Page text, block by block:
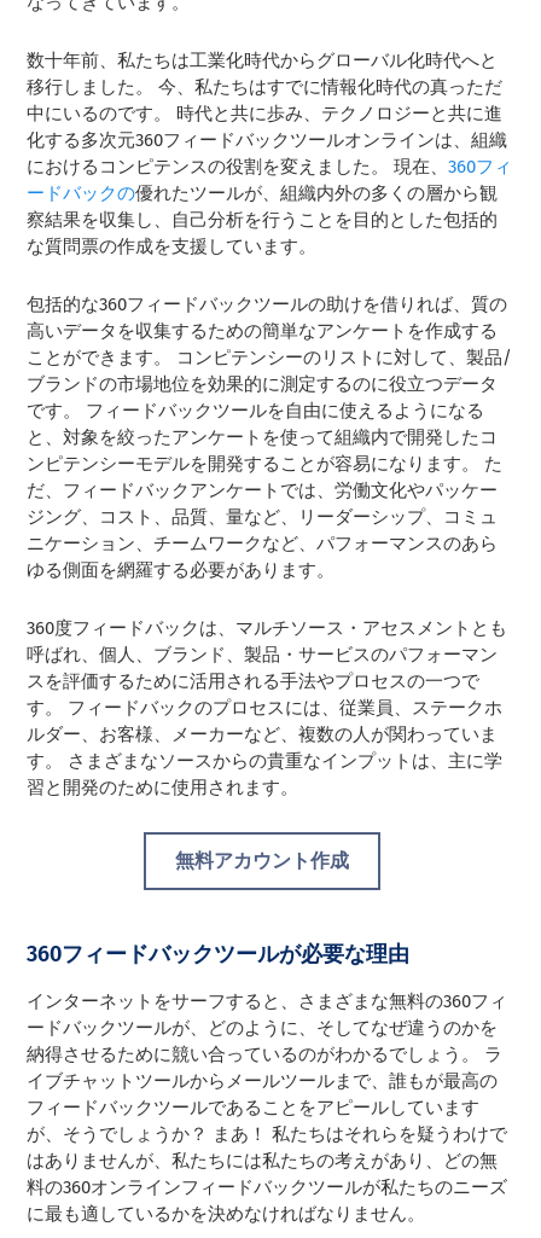
数十年前、私たちは工業化時代からグローバル化時代へと
移行しました。 今、私たちはすでに情報化時代の真っただ
中にいるのです。 時代と共に歩み、テクノロジーと共に進
化する多次元360フィードバックツールオンラインは、組織
におけるコンピテンスの役割を変えました。 現在、360フィ
ードバックの優れたツールが、組織内外の多くの層から観
察結果を収集し、自己分析を行うことを目的とした包括的
な質問票の作成を支援しています。
包括的な360フィードバックツールの助けを借りれば、質の
高いデータを収集するための簡単なアンケートを作成する
ことができます。 コンピテンシーのリストに対して、製品/
ブランドの市場地位を効果的に測定するのに役立つデータ
です。 フィードバックツールを自由に使えるようになる
と、対象を絞ったアンケートを使って組織内で開発したコ
ンピテンシーモデルを開発することが容易になります。 た
だ、フィードバックアンケートでは、労働文化やパッケー
ジング、コスト、品質、量など、リーダーシップ、コミュ
ニケーション、チームワークなど、パフォーマンスのあら
ゆる側面を網羅する必要があります。
360度フィードバックは、マルチソース・アセスメントとも
呼ばれ、個人、ブランド、製品・サービスのパフォーマン
スを評価するために活用される手法やプロセスの一つで
す。 フィードバックのプロセスには、従業員、ステークホ
ルダー、お客様、メーカーなど、複数の人が関わっていま
す。 さまざまなソースからの貴重なインプットは、主に学
習と開発のために使用されます。
無料アカウント作成
360フィードバックツールが必要な理由
インターネットをサーフすると、さまざまな無料の360フィ
ードバックツールが、どのように、そしてなぜ違うのかを
納得させるために競い合っているのがわかるでしょう。 ラ
イブチャットツールからメールツールまで、誰もが最高の
フィードバックツールであることをアピールしています
が、そうでしょうか？ まあ！ 私たちはそれらを疑うわけで
はありませんが、私たちには私たちの考えがあり、どの無
料の360オンラインフィードバックツールが私たちのニーズ
に最も適しているかを決めなければなりません。